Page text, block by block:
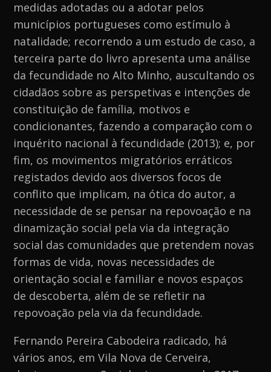
medidas adotadas ou a adotar pelos
municípios portugueses como estímulo à
natalidade; recorrendo a um estudo de caso, a
terceira parte do livro apresenta uma análise
da fecundidade no Alto Minho, auscultando os
cidadãos sobre as perspetivas e intenções de
constituição de família, motivos e
condicionantes, fazendo a comparação com o
inquérito nacional à fecundidade (2013); e, por
fim, os movimentos migratórios erráticos
registados devido aos diversos focos de
conflito que implicam, na ótica do autor, a
necessidade de se pensar na repovoação e na
dinamização social pela via da integração
social das comunidades que pretendem novas
formas de vida, novas necessidades de
orientação social e familiar e novos espaços
de descoberta, além de se refletir na
repovoação pela via da fecundidade.
Fernando Pereira Cabodeira radicado, há
vários anos, em Vila Nova de Cerveira,